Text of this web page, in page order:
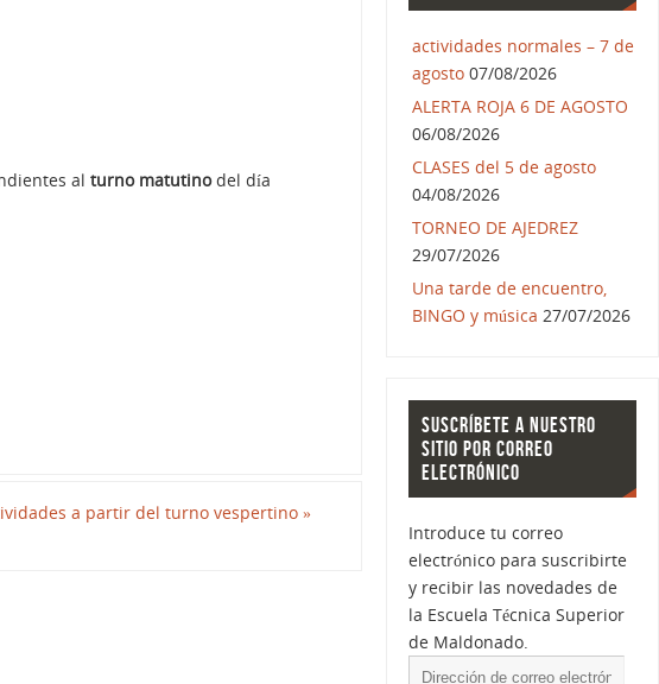
al turno matutinodel día
a partir del turno vespertino »
actividades normales – 7 de
agosto 07/08/2026
ALERTA ROJA 6 DE AGOSTO
06/08/2026
CLASES del 5 de agosto
04/08/2026
TORNEO DE AJEDREZ
29/07/2026
Una tarde de encuentro,
BINGO y música 27/07/2026
SUSCRÍBETE A NUESTRO
SITIO POR CORREO
ELECTRÓNICO
Introduce tu correo
electrónico para suscribirte
y recibir las novedades de
la Escuela Técnica Superior
de Maldonado.